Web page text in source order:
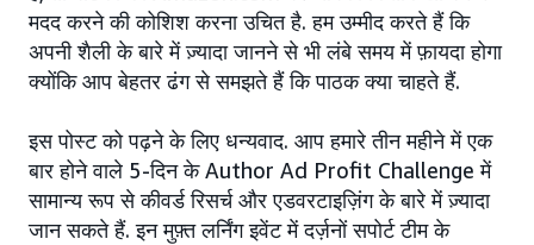
मदद करने की कोशिश करना उचित है. हम उम्मीद करते हैं कि
अपनी शैली के बारे में ज़्यादा जानने से भी लंबे समय में फ़ायदा होगा
क्योंकि आप बेहतर ढंग से समझते हैं कि पाठक क्या चाहते हैं.
इस पोस्ट को पढ़ने के लिए धन्यवाद. आप हमारे तीन महीने में एक
बार होने वाले 5-दिन के Author Ad Profit Challenge में
सामान्य रूप से कीवर्ड रिसर्च और एडवरटाइज़िंग के बारे में ज़्यादा
जान सकते हैं. इन मुफ़्त लर्निंग इवेंट में दर्ज़नों सपोर्ट टीम के